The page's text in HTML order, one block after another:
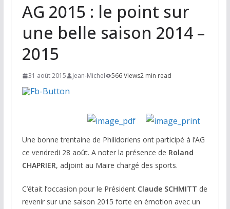
AG 2015 : le point sur
une belle saison 2014 –
2015
31 août 2015 Jean-Michel 566 Views2 min read
Une bonne trentaine de Philidoriens ont participé à l’AG
ce vendredi 28 août. A noter la présence de Roland
CHAPRIER, adjoint au Maire chargé des sports.
C’était l’occasion pour le Président Claude SCHMITT de
revenir sur une saison 2015 forte en émotion avec un